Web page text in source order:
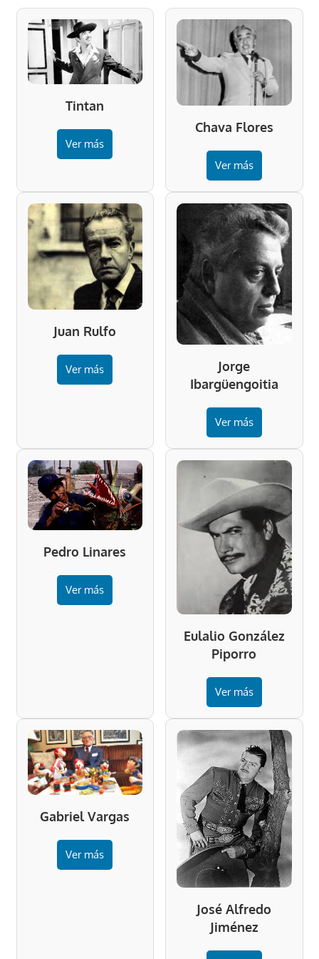
Tintan
Ver más
Chava Flores
Ver más
Juan Rulfo
Ver más
Jorge
Ibargüengoitia
Ver más
Pedro Linares
Ver más
Eulalio González
Piporro
Ver más
Gabriel Vargas
Ver más
José Alfredo
Jiménez